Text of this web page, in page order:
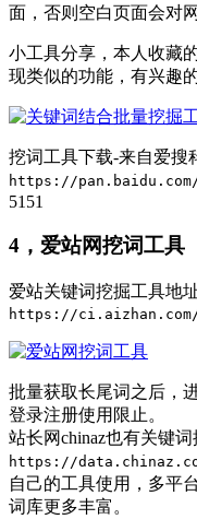
面，否则空白页面会对
小工具分享，本人收藏
现类似的功能，有兴趣
挖词工具下载-来自爱搜
https://pan.baidu.com/s/
5151
4，爱站网挖词工具
爱站关键词挖掘工具地址
https://ci.aizhan.com/
批量获取长尾词之后，
登录注册使用限止。
站长网chinaz也有关键词
https://
自己的工具使用，多平
词库更多丰富。